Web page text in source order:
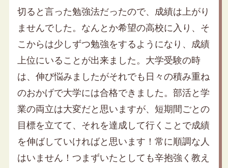
切ると言った勉強法だったので、成績は上がり
ませんでした。なんとか希望の高校に入り、そ
こからは少しずつ勉強をするようになり、成績
上位にいることが出来ました。大学受験の時
は、伸び悩みましたがそれでも日々の積み重ね
のおかげで大学には合格できました。部活と学
業の両立は大変だと思いますが、短期間ごとの
目標を立てて、それを達成して行くことで成績
を伸ばしていければと思います！常に順調な人
はいません！つまずいたとしても辛抱強く教え